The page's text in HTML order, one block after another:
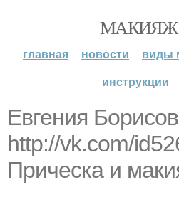
МАКИЯЖ
главная новости виды
инструкции
Евгения
http://vk.com/
Прическа и